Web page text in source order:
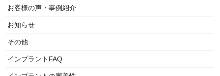
お客様の声・事例紹介
お知らせ
その他
インプラントFAQ